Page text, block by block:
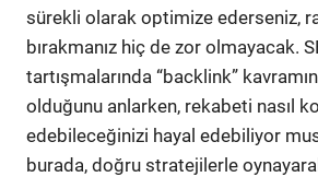
sürekli olarak optimize ederseniz,
bırakmanız hiç de zor olmayacak.
tartışmalarında “backlink”
olduğunu anlarken, rekabeti nasıl
edebileceğinizi hayal edebiliyor
burada, doğru stratejilerle